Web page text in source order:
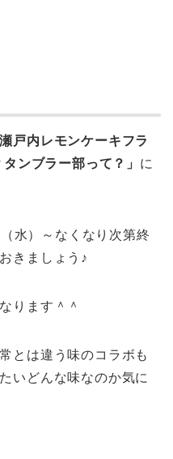
戸内レモンケーキフラ
ンブラー部って？」 に
水）～なくなり次第終
きましょう♪
ります＾＾
とは違う味のコラボも
いどんな味なのか気に